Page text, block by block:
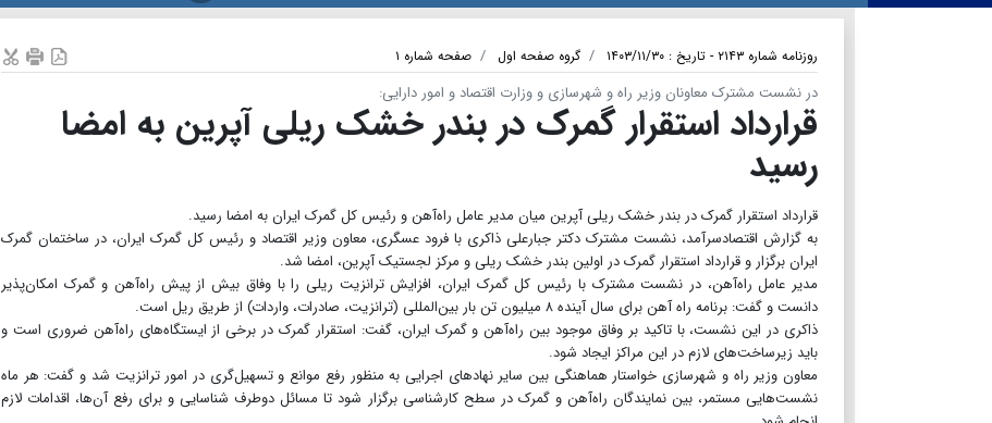
روزنامه شماره ۲۱۴۳ - تاریخ : ۱۴۰۳/۱۱/۳۰ گروه صفحه اول صفحه شماره ۱
در نشست مشترک معاونان وزیر راه و شهرسازی و وزارت اقتصاد و امور دارایی:
قرارداد استقرار گمرک در بندر خشک ریلی آپرین به امضا
رسید
قرارداد استقرار گمرک در بندر خشک ریلی آپرین میان مدیر عامل راه‌آهن و رئیس کل گمرک ایران به امضا رسید.
به گزارش اقتصادسرآمد، نشست مشترک دکتر جبارعلی ذاکری با فرود عسگری، معاون وزیر اقتصاد و رئیس کل گمرک ایران، در ساختمان گمرک
ایران برگزار و قرارداد استقرار گمرک در اولین بندر خشک ریلی و مرکز لجستیک آپرین، امضا شد.
مدیر عامل راه‌آهن، در نشست مشترک با رئیس کل گمرک ایران، افزایش ترانزیت ریلی را با وفاق بیش از پیش راه‌آهن و گمرک امکان‌پذیر
دانست و گفت: برنامه راه آهن برای سال آینده ۸ میلیون تن بار بین‌المللی (ترانزیت، صادرات، واردات) از طریق ریل است.
ذاکری در این نشست، با تاکید بر وفاق موجود بین راه‌آهن و گمرک ایران، گفت: استقرار گمرک در برخی از ایستگاه‌های راه‌آهن ضروری است و
باید زیرساخت‌های لازم در این مراکز ایجاد شود.
معاون وزیر راه و شهرسازی خواستار هماهنگی بین سایر نهادهای اجرایی به منظور رفع موانع و تسهیل‌گری در امور ترانزیت شد و گفت: هر ماه
نشست‌هایی مستمر، بین نمایندگان راه‌آهن و گمرک در سطح کارشناسی برگزار شود تا مسائل دوطرف شناسایی و برای رفع آن‌ها، اقدامات لازم